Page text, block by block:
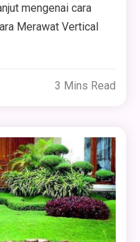
mengenai cara
Merawat Vertical
3 Mins Read